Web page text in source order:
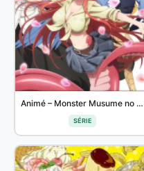
Animé – Monster Musume no Iru Nichijou
SÉRIE